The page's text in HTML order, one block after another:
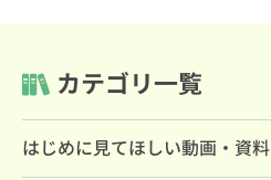
カテゴリ一覧
はじめに見てほしい動画・資料